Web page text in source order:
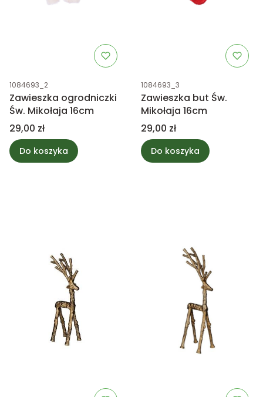
Kod produktu
1084693_2
Zawieszka ogrodniczki
Św. Mikołaja 16cm
Cena
29,00 zł
Do koszyka
Kod produktu
1084693_3
Zawieszka but Św.
Mikołaja 16cm
Cena
29,00 zł
Do koszyka